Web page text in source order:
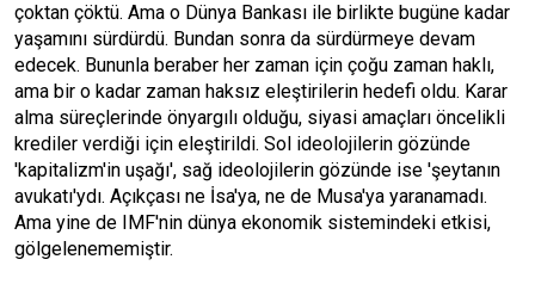
çoktan çöktü. Ama o Dünya Bankası ile birlikte bugüne kadar
yaşamını sürdürdü. Bundan sonra da sürdürmeye devam
edecek. Bununla beraber her zaman için çoğu zaman haklı,
ama bir o kadar zaman haksız eleştirilerin hedefi oldu. Karar
alma süreçlerinde önyargılı olduğu, siyasi amaçları öncelikli
krediler verdiği için eleştirildi. Sol ideolojilerin gözünde
'kapitalizm'in uşağı', sağ ideolojilerin gözünde ise 'şeytanın
avukatı'ydı. Açıkçası ne İsa'ya, ne de Musa'ya yaranamadı.
Ama yine de IMF'nin dünya ekonomik sistemindeki etkisi,
gölgelenememiştir.